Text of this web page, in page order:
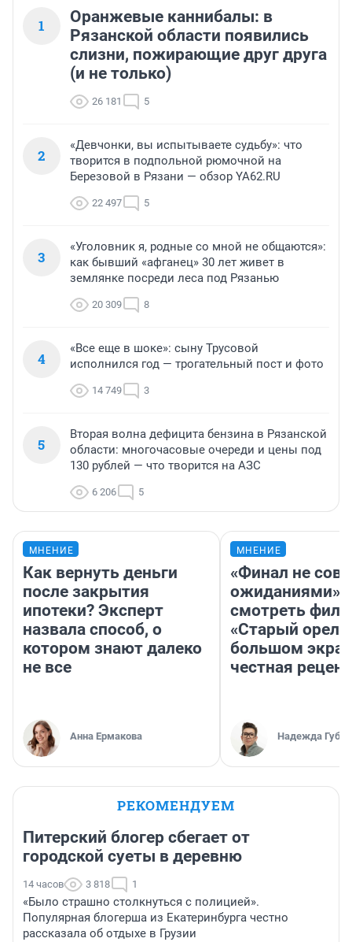
1
Оранжевые каннибалы: в
Рязанской области появились
слизни, пожирающие друг друга
(и не только)
26 181 5
2
«Девчонки, вы испытываете судьбу»: что
творится в подпольной рюмочной на
Березовой в Рязани — обзор YA62.RU
22 497 5
3
«Уголовник я, родные со мной не общаются»:
как бывший «афганец» 30 лет живет в
землянке посреди леса под Рязанью
20 309 8
4
«Все еще в шоке»: сыну Трусовой
исполнился год — трогательный пост и фото
14 749 3
5
Вторая волна дефицита бензина в Рязанской
области: многочасовые очереди и цены под
130 рублей — что творится на АЗС
6 206 5
МНЕНИЕ
Как вернуть деньги
после закрытия
ипотеки? Эксперт
назвала способ, о
котором знают далеко
не все
Анна Ермакова
МНЕНИЕ
«Финал не
ожиданиями»:
смотреть
«Старый орел»
большом
честная
Надежда
РЕКОМЕНДУЕМ
Питерский блогер сбегает от
городской суеты в деревню
14 часов 3 818 1
«Было страшно столкнуться с полицией».
Популярная блогерша из Екатеринбурга честно
рассказала об отдыхе в Грузии